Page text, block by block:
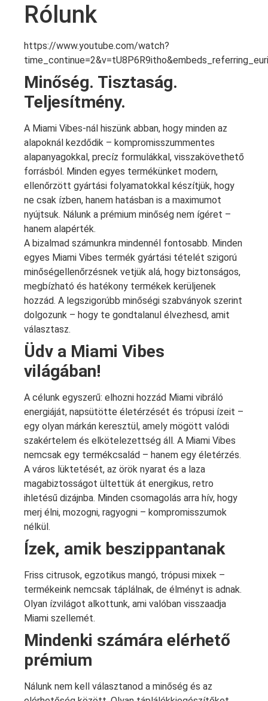
Rólunk
https://www.youtube.com/watch?
Minőség. Tisztaság.
Teljesítmény.
A Miami Vibes-nál hiszünk abban, hogy minden az
alapoknál kezdődik – kompromisszummentes
alapanyagokkal, precíz formulákkal, visszakövethető
forrásból. Minden egyes termékünket modern,
ellenőrzött gyártási folyamatokkal készítjük, hogy
ne csak ízben, hanem hatásban is a maximumot
nyújtsuk. Nálunk a prémium minőség nem ígéret –
hanem alapérték.
A bizalmad számunkra mindennél fontosabb. Minden
egyes Miami Vibes termék gyártási tételét szigorú
minőségellenőrzésnek vetjük alá, hogy biztonságos,
megbízható és hatékony termékek kerüljenek
hozzád. A legszigorúbb minőségi szabványok szerint
dolgozunk – hogy te gondtalanul élvezhesd, amit
választasz.
Üdv a Miami Vibes
világában!
A célunk egyszerű: elhozni hozzád Miami vibráló
energiáját, napsütötte életérzését és trópusi ízeit –
egy olyan márkán keresztül, amely mögött valódi
szakértelem és elkötelezettség áll. A Miami Vibes
nemcsak egy termékcsalád – hanem egy életérzés.
A város lüktetését, az örök nyarat és a laza
magabiztosságot ültettük át energikus, retro
ihletésű dizájnba. Minden csomagolás arra hív, hogy
merj élni, mozogni, ragyogni – kompromisszumok
nélkül.
Ízek, amik beszippantanak
Friss citrusok, egzotikus mangó, trópusi mixek –
termékeink nemcsak táplálnak, de élményt is adnak.
Olyan ízvilágot alkottunk, ami valóban visszaadja
Miami szellemét.
Mindenki számára elérhető
prémium
Nálunk nem kell választanod a minőség és az